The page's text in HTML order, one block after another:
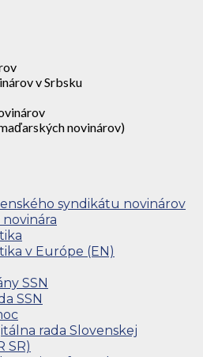
v Srbsku
novinárov)
syndikátu novinárov
v Európe (EN)
SSN
SSN
rada Slovenskej
SR)